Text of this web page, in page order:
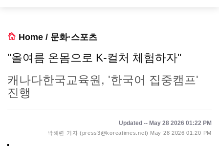
Home / 문화·스포츠
"올여름 온몸으로 K-컬처 체험하자"
캐나다한국교육원, '한국어 집중캠프'
진행
Updated -- May 28 2026 01:22 PM
박해련 기자 (press3@koreatimes.net) May 28 2026 01:20 PM